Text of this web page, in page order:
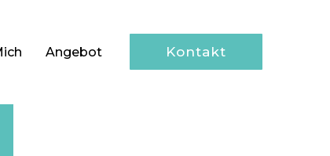
Angebot Kontakt